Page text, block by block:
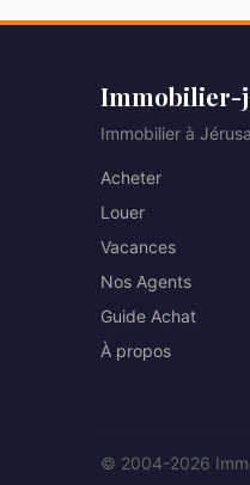
Immobilier-
Immobilier à
Acheter
Louer
Vacances
Nos Agents
Guide Achat
À propos
© 2004-2026